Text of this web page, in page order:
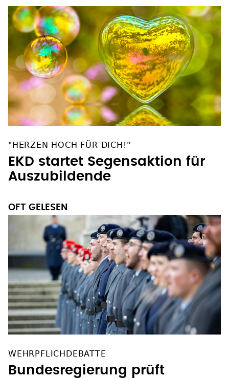
"HERZEN HOCH FÜR DICH!"
EKD startet Segensaktion für
Auszubildende
OFT GELESEN
WEHRPFLICHDEBATTE
Bundesregierung prüft